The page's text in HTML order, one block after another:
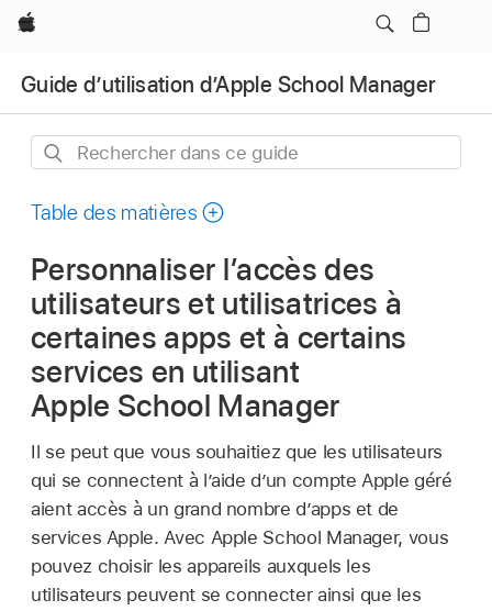
Apple
Guide d’utilisation d’Apple School Manager
Rechercher
ce
Table des matières
Personnaliser l’accès des
utilisateurs et utilisatrices à
certaines apps et à certains
services en utilisant
Apple School Manager
Il se peut que vous souhaitiez que les utilisateurs
qui se connectent à l’aide d’un compte Apple géré
aient accès à un grand nombre d’apps et de
services Apple. Avec Apple School Manager, vous
pouvez choisir les appareils auxquels les
utilisateurs peuvent se connecter ainsi que les